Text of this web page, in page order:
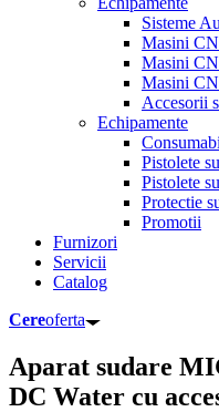
Sisteme
Masini
Masini
Masini
Accesorii
Echipamente
Pistolete
Pistolete
Protectie
Promotii
Furnizori
Servicii
Catalog
Cereoferta
Aparat sudare
DC Water cu